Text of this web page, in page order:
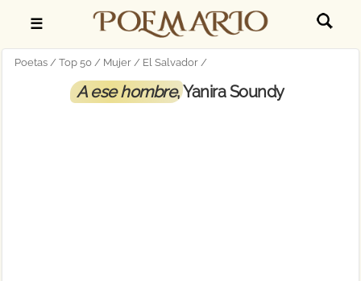
☰
Poetas Top 50 Mujer El Salvador
A ese hombre, Yanira Soundy